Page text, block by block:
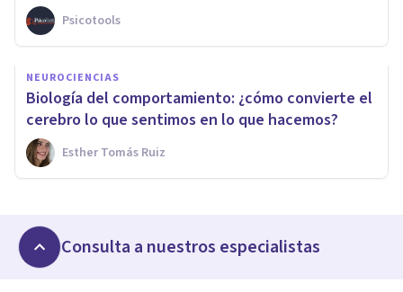
Psicotools
NEUROCIENCIAS
Biología del comportamiento: ¿cómo convierte el
cerebro lo que sentimos en lo que hacemos?
Esther Tomás Ruiz
Consulta a nuestros especialistas